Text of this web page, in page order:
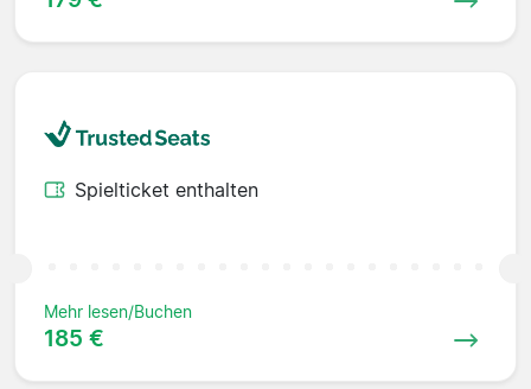
Spielticket enthalten
Mehr lesen/Buchen
185 €